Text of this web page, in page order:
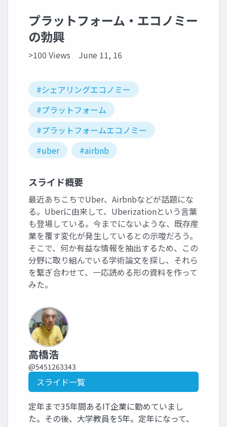
プラットフォーム・エコノミー
の勃興
>100 Views June 11, 16
#シェアリングエコノミー
#プラットフォーム
#プラットフォームエコノミー
#uber
#airbnb
スライド概要
最近あちこちでUber、Airbnbなどが話題にな
る。Uberに由来して、Uberizationという言葉
も登場している。今までにないような、既存産
業を覆す変化が発生しているとの示唆だろう。
そこで、何か有益な情報を抽出するため、この
分野に取り組んでいる学術論文を探し、それら
を繋ぎ合わせて、一応読める形の資料を作って
みた。
高橋浩
@5451263343
スライド一覧
定年まで35年間あるIT企業に勤めていまし
た。その後、大学教員を5年。定年になって、